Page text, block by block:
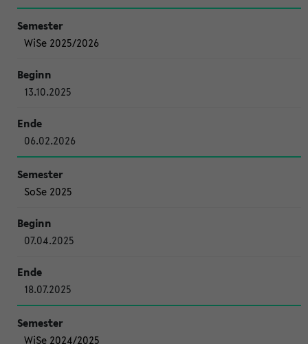
WiSe 2025/2026
13.10.2025
06.02.2026
SoSe 2025
07.04.2025
18.07.2025
WiSe 2024/2025